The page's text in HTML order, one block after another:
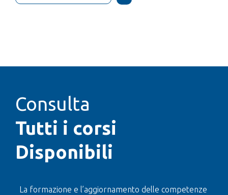
Consulta
Tutti i corsi
Disponibili
La formazione e l’aggiornamento delle competenze